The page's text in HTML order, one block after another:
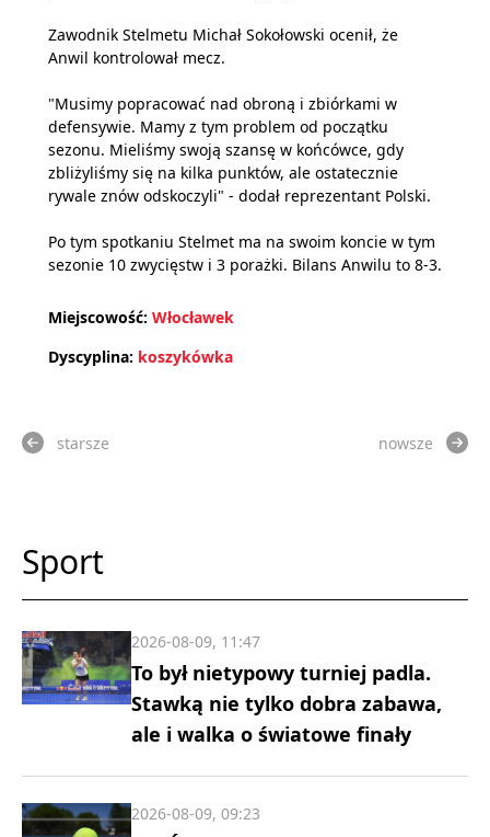
Zawodnik Stelmetu Michał Sokołowski ocenił, że
Anwil kontrolował mecz.
"Musimy popracować nad obroną i zbiórkami w
defensywie. Mamy z tym problem od początku
sezonu. Mieliśmy swoją szansę w końcówce, gdy
zbliżyliśmy się na kilka punktów, ale ostatecznie
rywale znów odskoczyli" - dodał reprezentant Polski.
Po tym spotkaniu Stelmet ma na swoim koncie w tym
sezonie 10 zwycięstw i 3 porażki. Bilans Anwilu to 8-3.
Miejscowość: Włocławek
Dyscyplina: koszykówka
starsze nowsze
Sport
To był nietypowy turniej padla.
Stawką nie tylko dobra zabawa,
ale i walka o światowe finały
2026-08-09, 11:47
2026-08-09, 09:23